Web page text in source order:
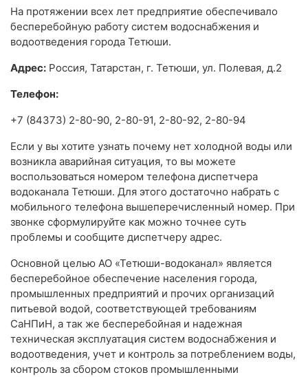
На протяжении всех лет предприятие обеспечивало
бесперебойную работу систем водоснабжения и
водоотведения города Тетюши.
Адрес: Россия, Татарстан, г. Тетюши, ул. Полевая, д.2
Телефон:
+7 (84373) 2-80-90, 2-80-91, 2-80-92, 2-80-94
Если у вы хотите узнать почему нет холодной воды или
возникла аварийная ситуация, то вы можете
воспользоваться номером телефона диспетчера
водоканала Тетюши. Для этого достаточно набрать с
мобильного телефона вышеперечисленный номер. При
звонке сформулируйте как можно точнее суть
проблемы и сообщите диспетчеру адрес.
Основной целью АО «Тетюши-водоканал» является
бесперебойное обеспечение населения города,
промышленных предприятий и прочих организаций
питьевой водой, соответствующей требованиям
СаНПиН, а так же бесперебойная и надежная
техническая эксплуатация систем водоснабжения и
водоотведения, учет и контроль за потреблением воды,
контроль за сбором стоков промышленными